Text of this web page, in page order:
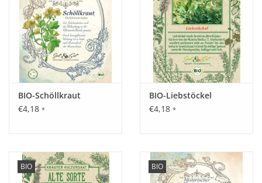
BIO-Schöllkraut
€4,18 *
BIO-Liebstöckel
€4,18 *
BIO BIO